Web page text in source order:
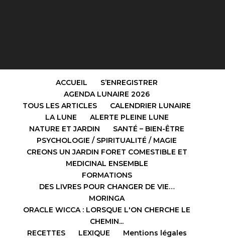
ACCUEIL
S’ENREGISTRER
AGENDA LUNAIRE 2026
TOUS LES ARTICLES
CALENDRIER LUNAIRE
LA LUNE
ALERTE PLEINE LUNE
NATURE ET JARDIN
SANTÉ – BIEN-ÊTRE
PSYCHOLOGIE / SPIRITUALITÉ / MAGIE
CREONS UN JARDIN FORET COMESTIBLE ET
MEDICINAL ENSEMBLE
FORMATIONS
DES LIVRES POUR CHANGER DE VIE…
MORINGA
ORACLE WICCA : LORSQUE L'ON CHERCHE LE
CHEMIN...
RECETTES
LEXIQUE Mentions légales